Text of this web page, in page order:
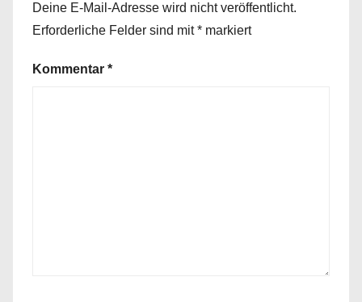
Deine E-Mail-Adresse wird nicht veröffentlicht.
Erforderliche Felder sind mit* markiert
Kommentar *